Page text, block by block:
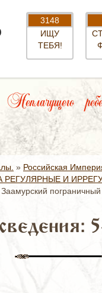
3148
ИЩУ
ТЕБЯ!
Неплачущего
» Российская
РЕГУЛЯРНЫЕ И
пограничный